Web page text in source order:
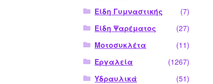
Είδη Γυμναστικής
(7)
Είδη Ψαρέματος
(27)
Μοτοσυκλέτα
(11)
Εργαλεία
(1267)
Υδραυλικά
(51)